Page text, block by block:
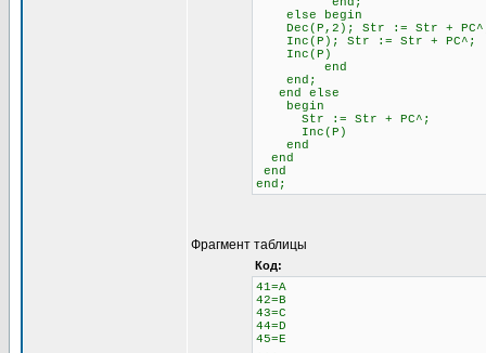
else begin \\
Dec(P,2); Str := Str +
Inc(P); Str := Str + PC^;
Inc(P)
end
end;
end else \\ Если
begin
Str := Str + PC^;
Inc(P)
end
end
end
end;
Фрагмент таблицы
Код:
41=A
42=B
43=C
44=D
45=E